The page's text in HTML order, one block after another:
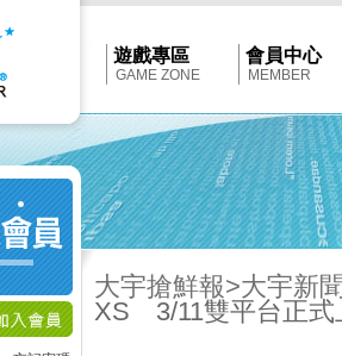
Softstar
遊戲專區
GAME ZONE
會員中心
MEMBER
大宇搶鮮報>大宇新
XS 3/11雙平台正式